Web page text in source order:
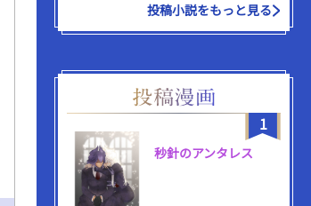
投稿小説をもっと見る
1
秒針のアンタレス